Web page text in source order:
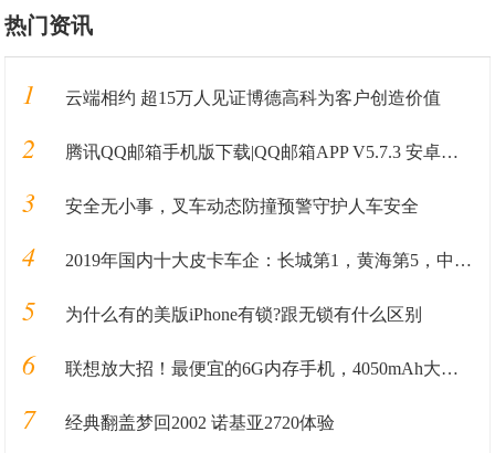
热门资讯
1 云端相约 超15万人见证博德高科为客户创造价值
2 腾讯QQ邮箱手机版下载|QQ邮箱APP V5.7.3 安卓最新版 下载_当下软件园
3 安全无小事，叉车动态防撞预警守护人车安全
4 2019年国内十大皮卡车企：长城第1，黄海第5，中兴第8，大乘第10
5 为什么有的美版iPhone有锁?跟无锁有什么区别
6 联想放大招！最便宜的6G内存手机，4050mAh大电池售价1098!
7 经典翻盖梦回2002 诺基亚2720体验